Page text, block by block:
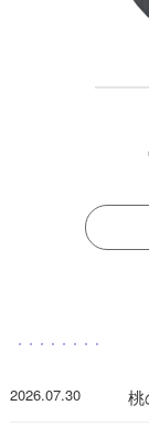
2026.07.30 桃